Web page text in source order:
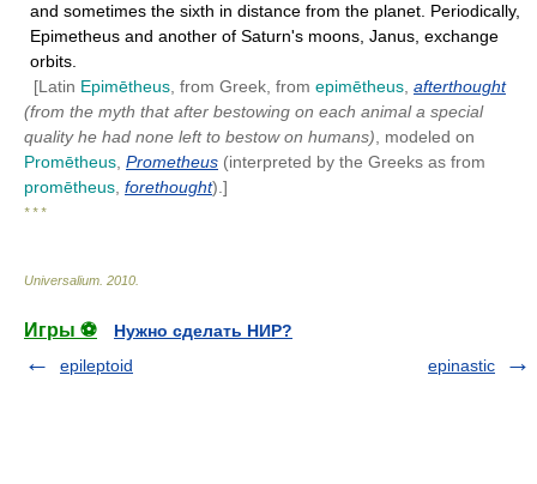
and sometimes the sixth in distance from the planet. Periodically,
Epimetheus and another of Saturn's moons, Janus, exchange
orbits.
[Latin Epimētheus , from Greek, from epimētheus afterthought
(from the myth that after bestowing on each animal a special
quality he had none left to bestow on humans) , modeled on
Promētheus Prometheus (interpreted by the Greeks as from
promētheus forethought).]
* * *
Universalium 2010
Игры ⚽
Нужно сделать НИР?
epileptoid
epinastic